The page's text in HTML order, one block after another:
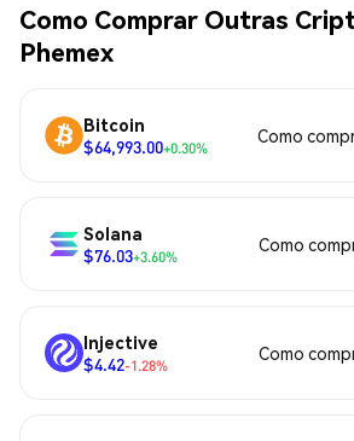
Como Comprar Outras
Phemex
Bitcoin
$64,993.00+0.30%
Como
Solana
$76.03+3.60%
Como
Injective
$4.42-1.28%
Como